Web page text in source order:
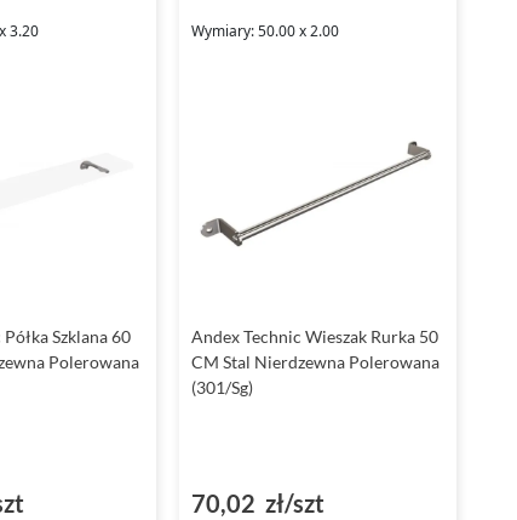
3.20
Szklana 60
Polerowana
Wymiary: 50.00 x 2.00
Andex Technic Wieszak Rurka 50
CM Stal Nierdzewna Polerowana
(301/Sg)
70,02 zł/szt